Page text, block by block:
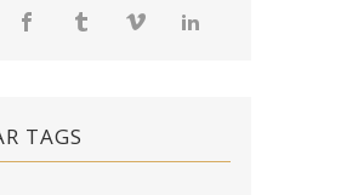
TAGS